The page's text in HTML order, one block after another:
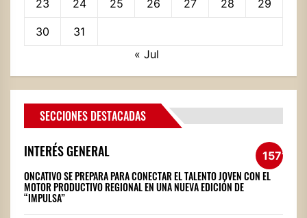
23 24 25 26 27 28 29
30
31
« Jul
SECCIONES DESTACADAS
INTERÉS GENERAL 1571
ONCATIVO SE PREPARA PARA CONECTAR EL TALENTO JOVEN CON EL
MOTOR PRODUCTIVO REGIONAL EN UNA NUEVA EDICIÓN DE
“IMPULSA”